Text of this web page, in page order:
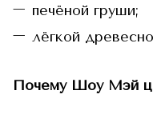
печёной груши;
лёгкой
Почему Шоу Мэй